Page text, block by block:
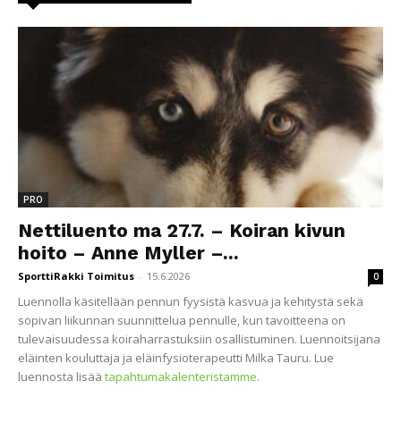
PRO
Nettiluento ma 27.7. – Koiran kivun
hoito – Anne Myller –...
SporttiRakki Toimitus - 15.6.2026 0
Luennolla käsitellään pennun fyysistä kasvua ja kehitystä sekä
sopivan liikunnan suunnittelua pennulle, kun tavoitteena on
tulevaisuudessa koiraharrastuksiin osallistuminen. Luennoitsijana
eläinten kouluttaja ja eläinfysioterapeutti Milka Tauru. Lue
luennosta lisää tapahtumakalenteristamme.